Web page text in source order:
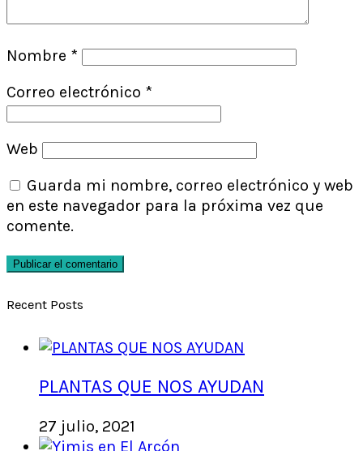
Nombre *
Correo electrónico *
Web
Guarda mi nombre, correo electrónico y web
en este navegador para la próxima vez que
comente.
Recent Posts
PLANTAS QUE NOS AYUDAN
27 julio, 2021